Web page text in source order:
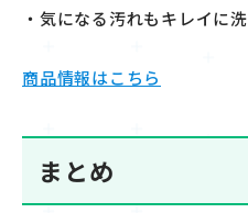
・気になる汚れもキレイに
商品情報はこちら
まとめ